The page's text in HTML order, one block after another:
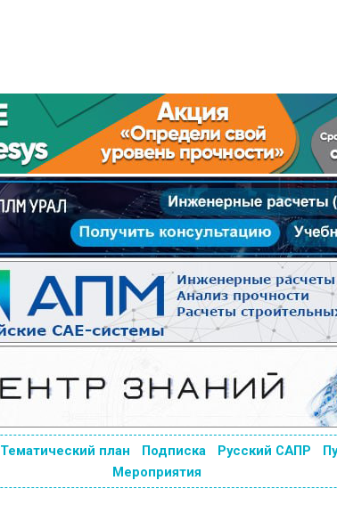
Тематический план Подписка Русский САПР
Мероприятия